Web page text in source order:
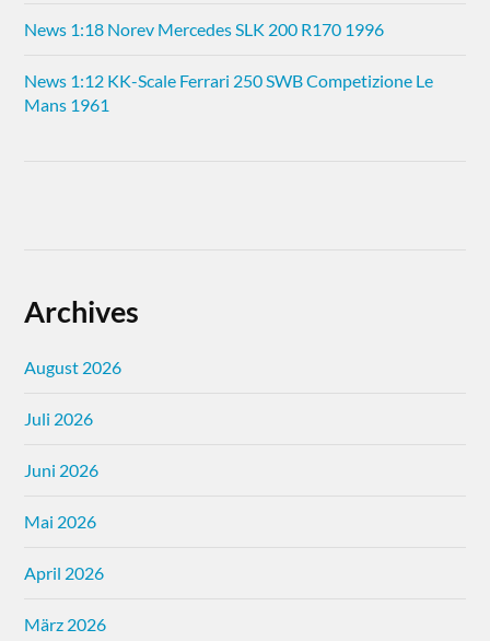
News 1:18 Norev Mercedes SLK 200 R170 1996
News 1:12 KK-Scale Ferrari 250 SWB Competizione Le
Mans 1961
Archives
August 2026
Juli 2026
Juni 2026
Mai 2026
April 2026
März 2026